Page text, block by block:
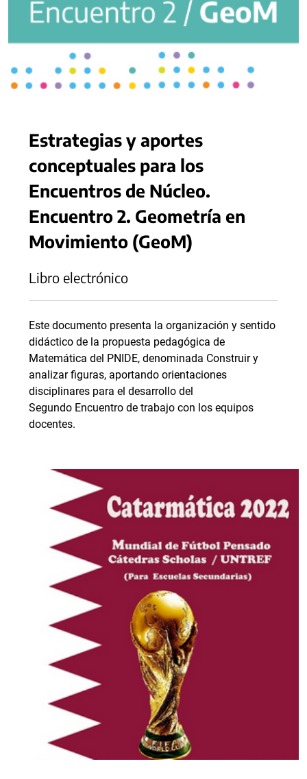
Estrategias y aportes
conceptuales para los
Encuentros de Núcleo.
Encuentro 2. Geometría en
Movimiento (GeoM)
Libro electrónico
Este documento presenta la organización y sentido
didáctico de la propuesta pedagógica de
Matemática del PNIDE, denominada Construir y
analizar figuras, aportando orientaciones
disciplinares para el desarrollo del
Segundo Encuentro de trabajo con los equipos
docentes.